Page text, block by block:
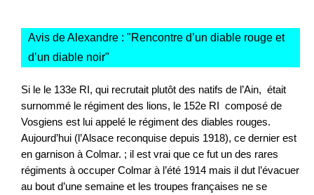
Avis de Alexandre : "Rencontre d’un diable rouge et
d’un diable noir"
Si le le 133e RI, qui recrutait plutôt des natifs de l’Ain, était
surnommé le régiment des lions, le 152e RI composé de
Vosgiens est lui appelé le régiment des diables rouges.
Aujourd’hui (l’Alsace reconquise depuis 1918), ce dernier est
en garnison à Colmar. ; il est vrai que ce fut un des rares
régiments à occuper Colmar à l’été 1914 mais il dut l’évacuer
au bout d’une semaine et les troupes françaises ne se